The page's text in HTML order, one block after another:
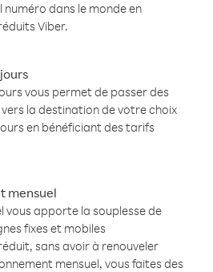
dans le monde en
Viber.
vous permet de passer des
la destination de votre choix
en bénéficiant des tarifs
mensuel
vous apporte la souplesse de
fixes et mobiles
sans avoir à renouveler
mensuel, vous faites des